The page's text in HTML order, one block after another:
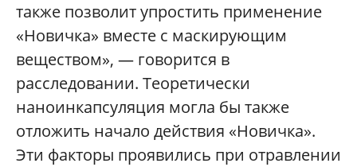
также позволит упростить применение
«Новичка» вместе с маскирующим
веществом», — говорится в
расследовании. Теоретически
наноинкапсуляция могла бы также
отложить начало действия «Новичка».
Эти факторы проявились при отравлении